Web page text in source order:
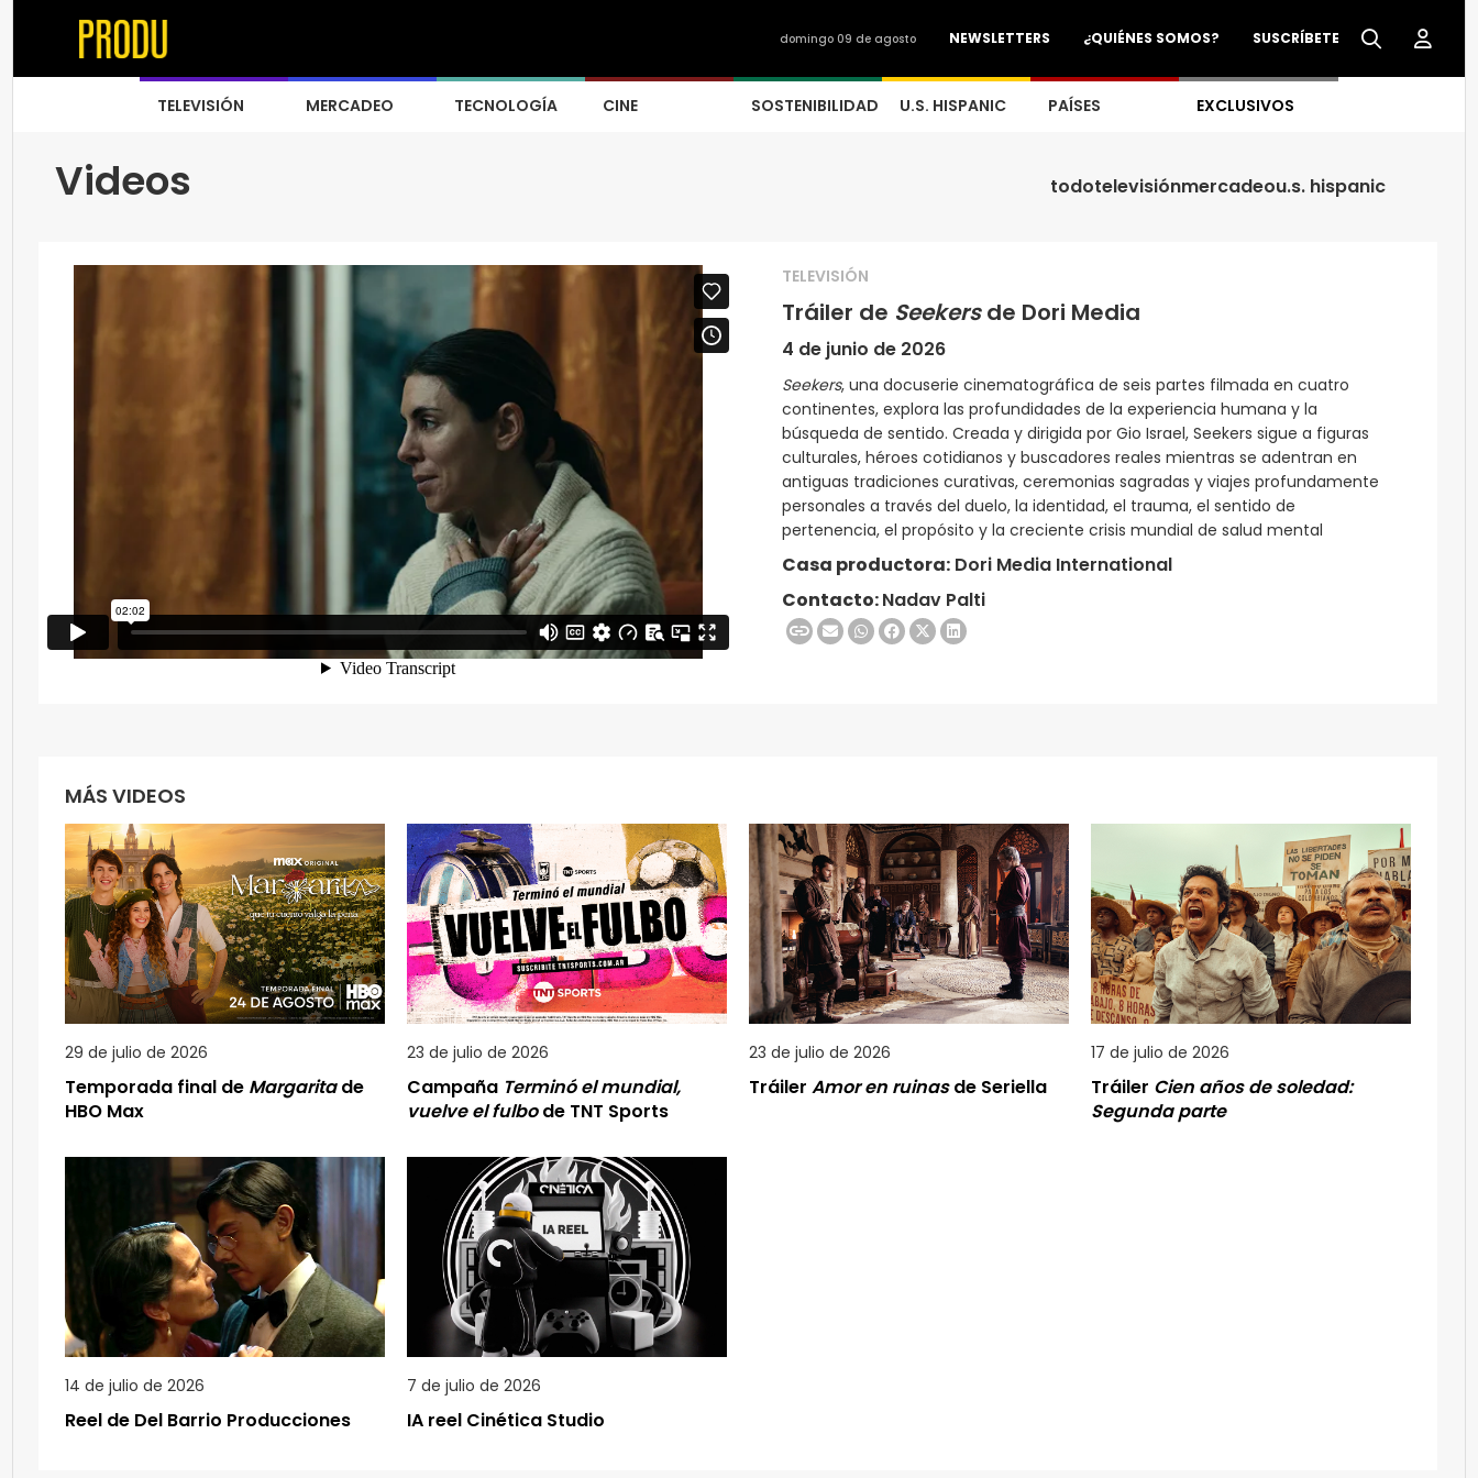
SUSCRÍBETE
¿QUIÉNES SOMOS?
NEWSLETTERS
domingo 09 de agosto
TELEVISIÓN MERCADEO TECNOLOGÍA CINE SOSTENIBILIDAD U.S. HISPANIC PAÍSES EXCLUSIVOS
Videos todotelevisiónmercadeou.s. hispanic
TELEVISIÓN
Tráiler de Seekersde Dori Media
4 de junio de 2026
Seekers, una docuserie cinematográfica de seis partes filmada en cuatro
continentes, explora las profundidades de la experiencia humana y la
búsqueda de sentido. Creada y dirigida por Gio Israel, Seekers sigue a figuras
culturales, héroes cotidianos y buscadores reales mientras se adentran en
antiguas tradiciones curativas, ceremonias sagradas y viajes profundamente
personales a través del duelo, la identidad, el trauma, el sentido de
pertenencia, el propósito y la creciente crisis mundial de salud mental
Casa productora: Dori Media International
Contacto:Nadav Palti
MÁS VIDEOS
29 de julio de 2026
Temporada final de Margaritade
HBO Max
23 de julio de 2026
Campaña Terminó el mundial,
vuelve el fulbode TNT Sports
23 de julio de 2026
Tráiler Amor en ruinasde Seriella
17 de julio de 2026
Tráiler Cien años de soledad:
Segunda parte
14 de julio de 2026
Reel de Del Barrio Producciones
7 de julio de 2026
IA reel Cinética Studio